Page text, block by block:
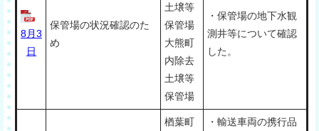
8月3
日
保管場の状況確認のた
め
土壌等
保管場
大熊町
内除去
土壌等
保管場
・保管場の地下水観
測井等について確認
した。
楢葉町
・輸送車両の携行品